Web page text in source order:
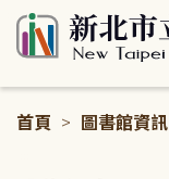
首頁 > 圖書館資訊